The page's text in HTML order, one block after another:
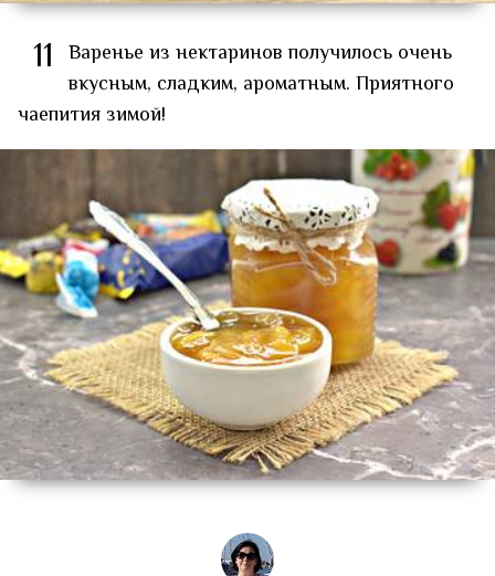
11 Варенье из нектаринов получилось очень
вкусным, сладким, ароматным. Приятного
чаепития зимой!